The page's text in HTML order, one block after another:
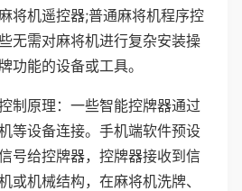
将机遥控器;普通麻将机程序控
无需对麻将机进行复杂安装操
功能的设备或工具。
制原理：一些智能控牌器通过
等设备连接。手机端软件预设
号给控牌器，控牌器接收到信
或机械结构，在麻将机洗牌、